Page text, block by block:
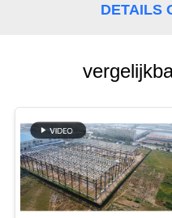
GEVALLEN
SITEMAP
DETAILS